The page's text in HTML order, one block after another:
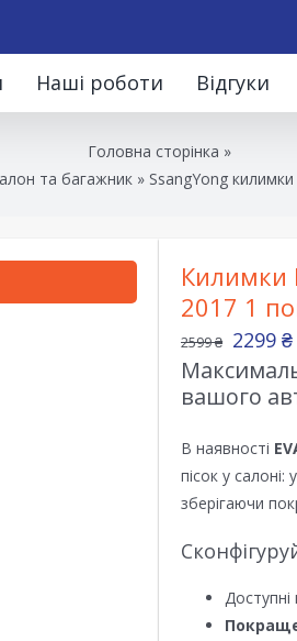
Наші роботи Відгуки
Головна сторінка »
та багажник » SsangYong килимки
Килимки
2017 1
2599₴ 2299 ₴
вашого
В наявності
пісок у салоні:
зберігаючи